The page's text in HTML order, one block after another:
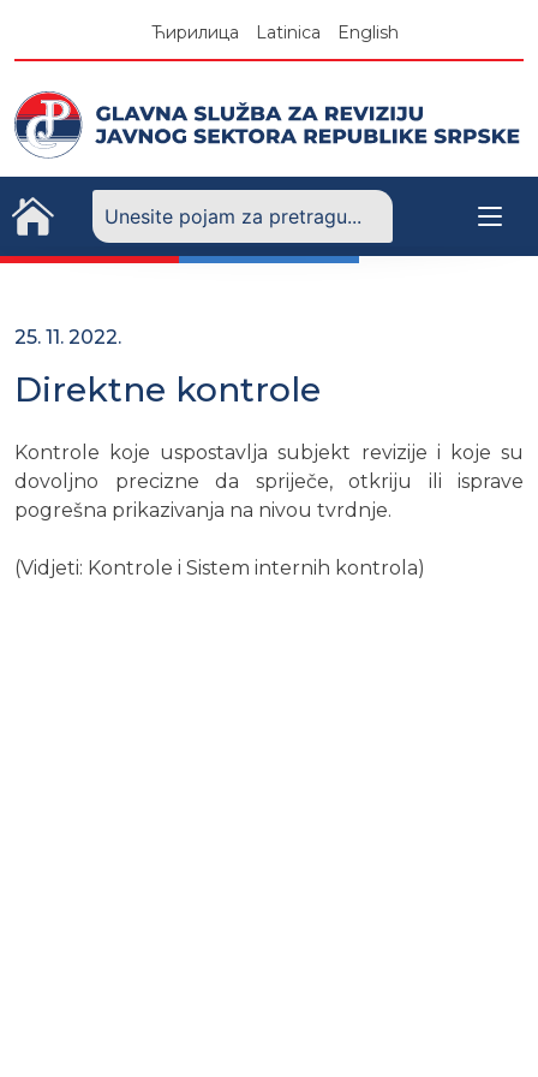
Ћирилица Latinica English
25. 11. 2022.
Direktne kontrole
Kontrole koje uspostavlja subjekt revizije i koje su
dovoljno precizne da spriječe, otkriju ili isprave
pogrešna prikazivanja na nivou tvrdnje.
(Vidjeti: Kontrole i Sistem internih kontrola)